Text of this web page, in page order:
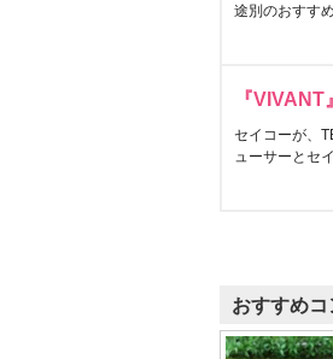
途別のおすす
『
セイコーが、
ューサーとセ
おすすめコ